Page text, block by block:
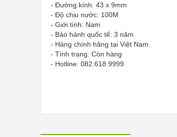
- Đường kính: 43 x 9mm
- Độ chịu nước: 100M
- Giới tính: Nam
- Bảo hành quốc tế: 3 năm
- Hàng chính hãng tại Việt Nam.
- Tình trạng: Còn hàng
- Hotline: 082.618.9999